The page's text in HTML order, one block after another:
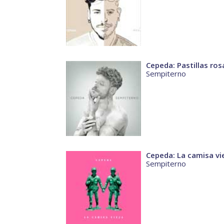
Cepeda: Pastillas
Sempiterno
Cepeda: La camisa
Sempiterno